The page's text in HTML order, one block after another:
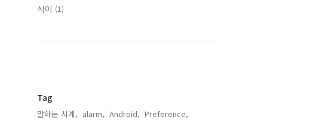
식이 (1)
Tag
말하는 시계, alarm, Android, Preference,